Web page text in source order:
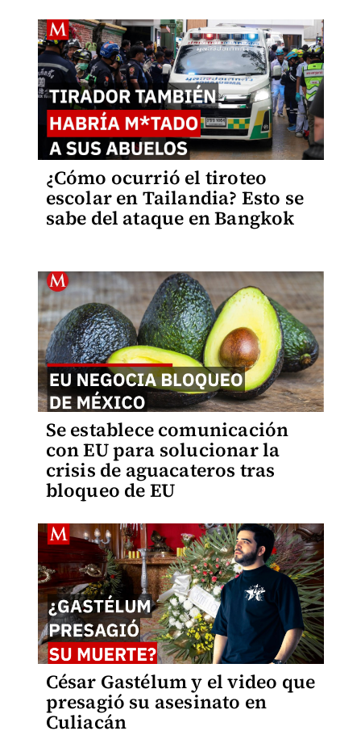
¿Cómo ocurrió el tiroteo
escolar en Tailandia? Esto se
sabe del ataque en Bangkok
Se establece comunicación
con EU para solucionar la
crisis de aguacateros tras
bloqueo de EU
César Gastélum y el video que
presagió su asesinato en
Culiacán